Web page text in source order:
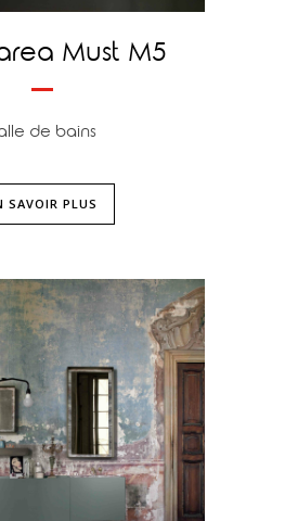
Must M5
de bains
SAVOIR PLUS